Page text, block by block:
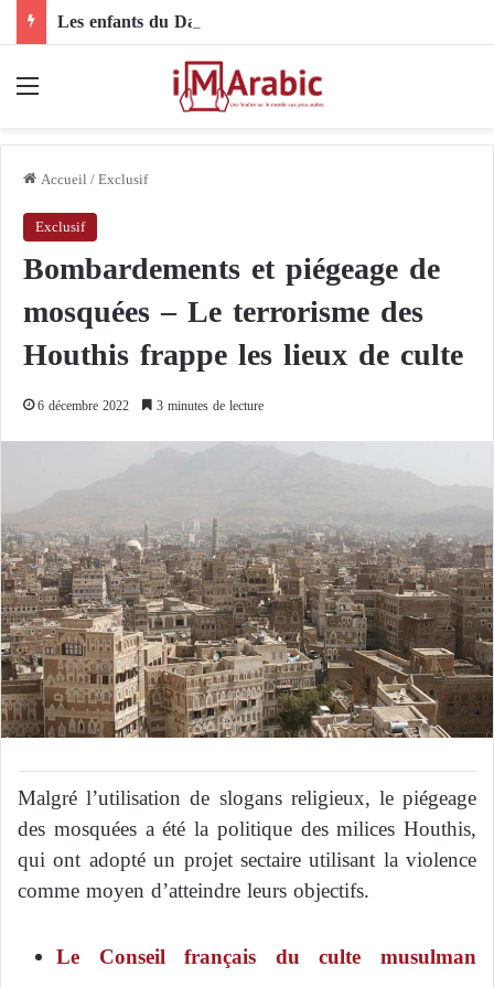
Accueil/Exclusif
Exclusif
Bombardements et piégeage de
mosquées – Le terrorisme des
Houthis frappe les lieux de culte
6 décembre 2022 3 minutes de lecture
Malgré l’utilisation de slogans religieux, le piégeage
des mosquées a été la politique des milices Houthis,
qui ont adopté un projet sectaire utilisant la violence
comme moyen d’atteindre leurs objectifs.
Le Conseil français du culte musulman